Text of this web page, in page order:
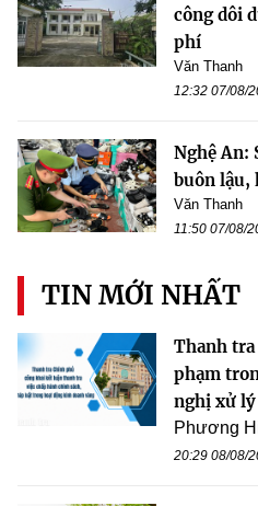
công dôi
phí
Văn Thanh
12:32 07/08/
Nghệ An:
buôn lậu,
Văn Thanh
11:50 07/08/
TIN MỚI NHẤT
Thanh
phạm
nghị xử lý
Phương
20:29 08/08/